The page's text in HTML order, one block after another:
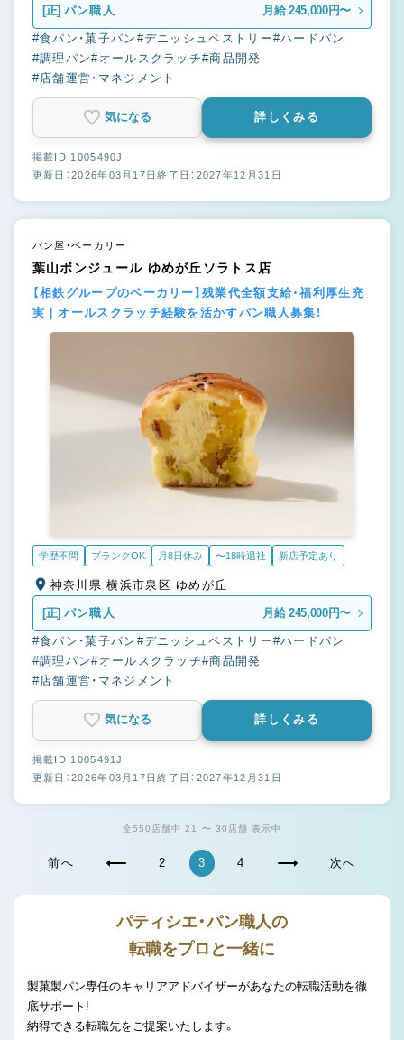
[正] パン職人 月給 245,000円〜
#食パン・菓子パン #デニッシュペストリー#ハードパン
#調理パン#オールスクラッチ#商品開発
#店舗運営・マネジメント
気になる 詳しくみる
掲載ID 1005490J
更新日：2026年03月17日終了日：2027年12月31日
パン屋・ベーカリー
葉山ボンジュール ゆめが丘ソラトス店
【相鉄グループのベーカリー】残業代全額支給・福利厚生充
実｜オールスクラッチ経験を活かすパン職人募集！
学歴不問 ブランクOK 月8日休み 〜18時退社 新店予定あり
神奈川県 横浜市泉区 ゆめが丘
[正] パン職人 月給 245,000円〜
#食パン・菓子パン #デニッシュペストリー#ハードパン
#調理パン#オールスクラッチ#商品開発
#店舗運営・マネジメント
気になる 詳しくみる
掲載ID 1005491J
更新日：2026年03月17日終了日：2027年12月31日
全550店舗中 21 〜 30店舗 表示中
前へ 2 3 4 次へ
パティシエ・パン職人の
転職をプロと一緒に
製菓製パン専任のキャリアアドバイザーがあなたの転職活動を徹
底サポート!
納得できる転職先をご提案いたします。